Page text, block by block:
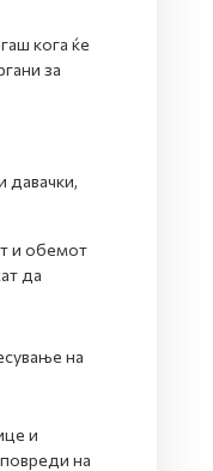
кога ќе
за
давачки,
и обемот
да
на
и
на